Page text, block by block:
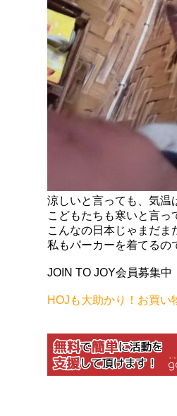
涼しいと言っても、気温
こどもたちも寒いと言っ
こんなの日本じゃまだま
私もパーカーを着てるの
JOIN TO JOY会員募集中
HOJも大助かり！お買い